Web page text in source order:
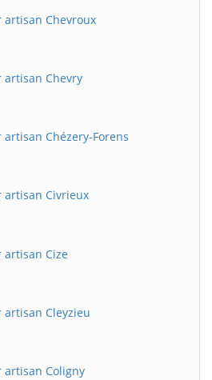
Chevroux
Chevry
Chézery-Forens
artisan Civrieux
Cize
Cleyzieu
Coligny